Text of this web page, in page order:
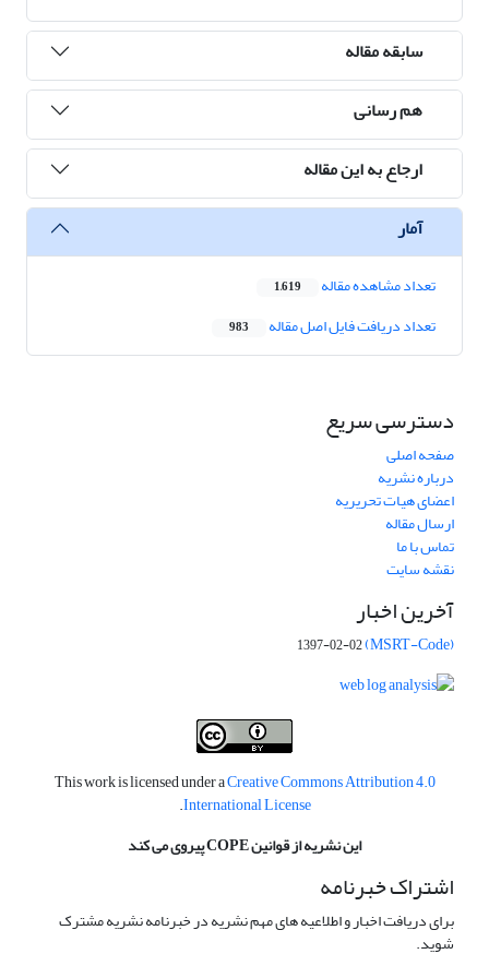
سابقه مقاله
هم رسانی
ارجاع به این مقاله
آمار
تعداد مشاهده مقاله 1,619
تعداد دریافت فایل اصل مقاله 983
دسترسی سریع
صفحه اصلی
درباره نشریه
اعضای هیات تحریریه
ارسال مقاله
تماس با ما
نقشه سایت
آخرین اخبار
(MSRT-Code)
1397-02-02
This work is licensed under aCreative Commons Attribution 4.0
International License
.
این نشریه از قوانین COPE پیروی می کند
اشتراک خبرنامه
برای دریافت اخبار و اطلاعیه های مهم نشریه در خبرنامه نشریه مشترک
شوید.